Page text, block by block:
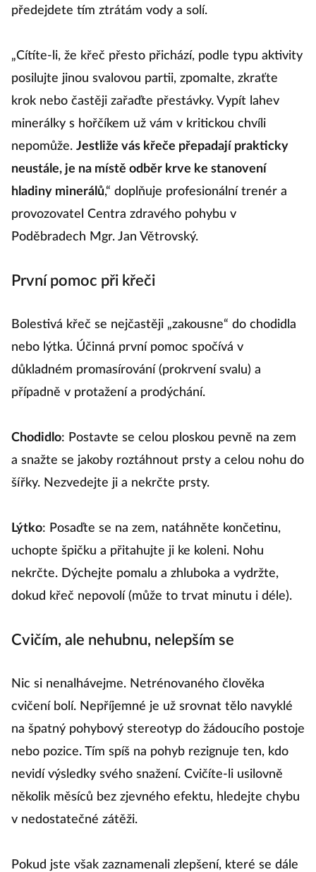
předejdete tím ztrátám vody a solí.
„Cítíte-li, že křeč přesto přichází, podle typu aktivity
posilujte jinou svalovou partii, zpomalte, zkraťte
krok nebo častěji zařaďte přestávky. Vypít lahev
minerálky s hořčíkem už vám v kritickou chvíli
nepomůže. Jestliže vás křeče přepadají prakticky
neustále, je na místě odběr krve ke stanovení
hladiny minerálů,“ doplňuje profesionální trenér a
provozovatel Centra zdravého pohybu v
Poděbradech Mgr. Jan Větrovský.
První pomoc při křeči
Bolestivá křeč se nejčastěji „zakousne“ do chodidla
nebo lýtka. Účinná první pomoc spočívá v
důkladném promasírování (prokrvení svalu) a
případně v protažení a prodýchání.
Chodidlo: Postavte se celou ploskou pevně na zem
a snažte se jakoby roztáhnout prsty a celou nohu do
šířky. Nezvedejte ji a nekrčte prsty.
Lýtko: Posaďte se na zem, natáhněte končetinu,
uchopte špičku a přitahujte ji ke koleni. Nohu
nekrčte. Dýchejte pomalu a zhluboka a vydržte,
dokud křeč nepovolí (může to trvat minutu i déle).
Cvičím, ale nehubnu, nelepším se
Nic si nenalhávejme. Netrénovaného člověka
cvičení bolí. Nepříjemné je už srovnat tělo navyklé
na špatný pohybový stereotyp do žádoucího postoje
nebo pozice. Tím spíš na pohyb rezignuje ten, kdo
nevidí výsledky svého snažení. Cvičíte-li usilovně
několik měsíců bez zjevného efektu, hledejte chybu
v nedostatečné zátěži.
Pokud jste však zaznamenali zlepšení, které se dále